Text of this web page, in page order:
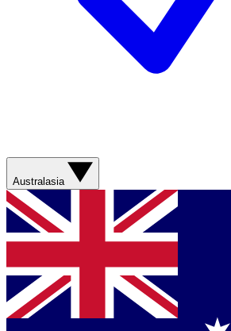
Australasia